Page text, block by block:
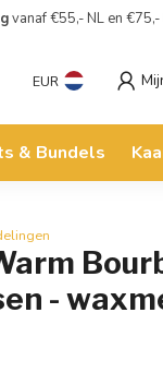
vanaf €55,- NL en €75,-
EUR
& Bundels
-